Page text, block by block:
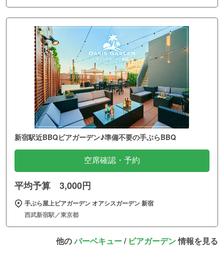
新宿駅近BBQビアガーデン♪準備不要の手ぶらBBQ
空席確認・予約
平均予算 3,000円
手ぶら屋上ビアガーデン オアシスガーデン 新宿
西武新宿駅／東京都
他のバーベキュー/ ビアガーデン情報を見る